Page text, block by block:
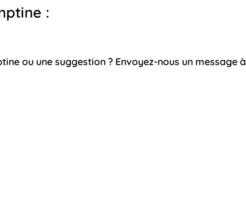
:
ou une suggestion ? Envoyez-nous un message à